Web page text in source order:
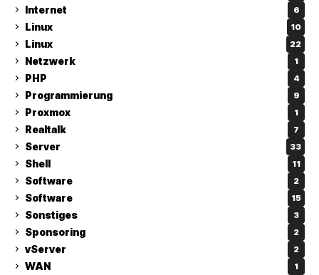
Internet 6
Linux 10
Linux 22
Netzwerk 1
PHP 4
Programmierung 9
Proxmox 1
Realtalk 7
Server 33
Shell 11
Software 2
Software 15
Sonstiges 3
Sponsoring 2
vServer 2
WAN 1